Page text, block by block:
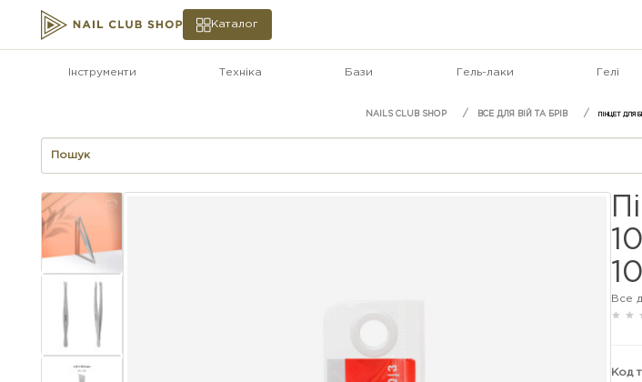
Каталог
Інструменти Техніка Бази Гель-лаки Гелі
ВСЕ ДЛЯ ВІЙ ТА БРІВ ПІНЦЕТ ДЛЯ
Все
Код